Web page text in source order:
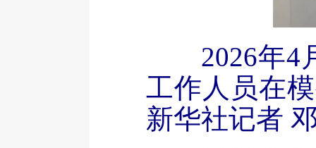
2026年4
工作人员在
新华社记者